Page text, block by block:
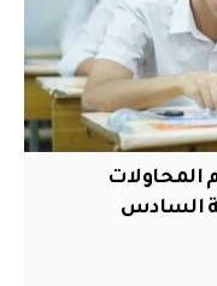
المحاولات
السادس